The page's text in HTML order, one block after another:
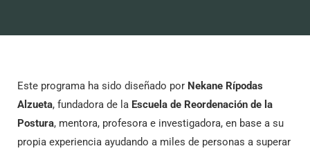
Este programa ha sido diseñado por Nekane Rípodas
Alzueta, fundadora de la Escuela de Reordenación de la
Postura, mentora, profesora e investigadora, en base a su
propia experiencia ayudando a miles de personas a superar